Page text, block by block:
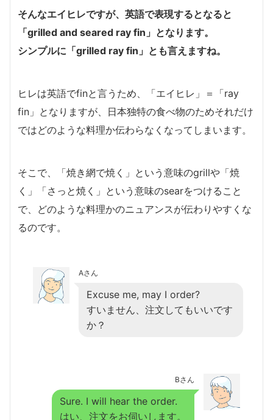
そんなエイヒレですが、英語で表現するとなると
「grilled and seared ray fin」となります。
シンプルに「grilled ray fin」とも言えますね。
ヒレは英語でfinと言うため、「エイヒレ」＝「ray
fin」となりますが、日本独特の食べ物のためそれだけ
ではどのような料理か伝わらなくなってしまいます。
そこで、「焼き網で焼く」という意味のgrillや「焼
く」「さっと焼く」という意味のsearをつけること
で、どのような料理かのニュアンスが伝わりやすくな
るのです。
Aさん
Excuse me, may I order?
すいません、注文してもいいです
か？
Bさん
Sure. I will hear the order.
はい、注文をお伺いします。